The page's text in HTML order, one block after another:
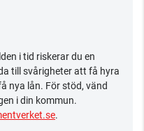
i tid riskerar du en
till svårigheter att få hyra
nya lån. För stöd, vänd
i din kommun.
.